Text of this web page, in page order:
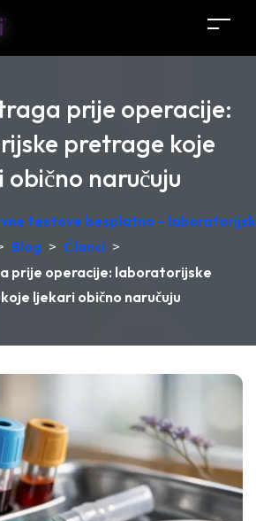
prije operacije:
pretrage koje
obično naručuju
testove besplatno –
Blog > Članci >
prije operacije: laboratorijske
ljekari obično naručuju